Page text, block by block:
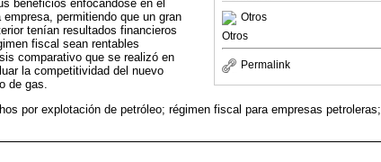
Otros
Otros
Permalink
beneficios enfocándose en el
permitiendo que un gran
tenían resultados financieros
fiscal sean rentables
comparativo que se realizó en
la competitividad del nuevo
de gas.
por explotación de petróleo; régimen fiscal para empresas petroleras;